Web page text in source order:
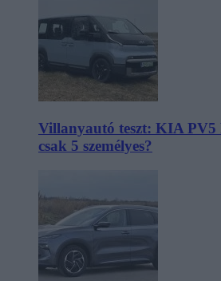
Villanyautó teszt: KIA PV5
csak 5 személyes?